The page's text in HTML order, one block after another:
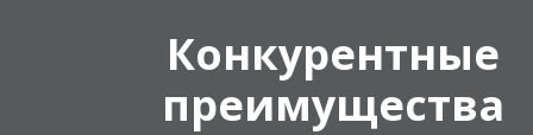
Конкурентные
преимущества